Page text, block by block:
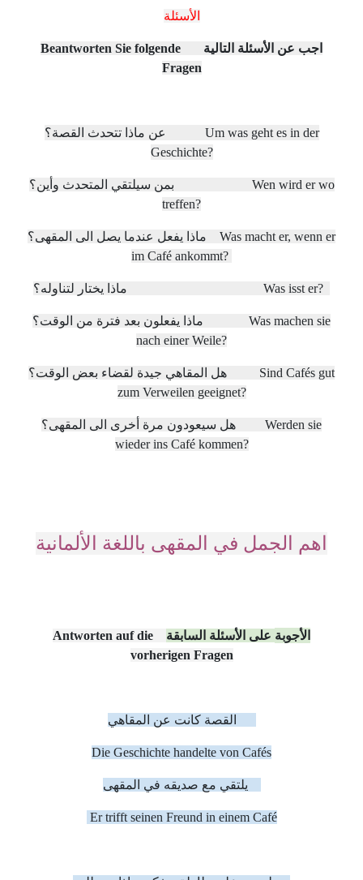
الأسئلة
اجب عن الأسئلة التالية Beantworten Sie folgende
Fragen
Um was geht es in der
Geschichte?
بمن سيلتقي المتحدث وأين؟ Wen wird er wo
treffen?
ماذا يفعل عندما يصل الى المقهى؟ Was macht er, wenn er
im Café ankommt?
ماذا يختار لتناوله؟ Was isst er?
ماذا يفعلون بعد فترة من الوقت؟ Was machen sie
nach einer Weile?
هل المقاهي جيدة لقضاء بعض الوقت؟ Sind Cafés gut
zum Verweilen geeignet?
هل سيعودون مرة أخرى الى المقهى؟ Werden sie
wieder ins Café kommen?
اهم الجمل في المقهى باللغة الألمانية
الأجوبة على الأسئلة السابقة
Antworten auf die
vorherigen Fragen
Die Geschichte handelte von Cafés
Er trifft seinen Freund in einem Café